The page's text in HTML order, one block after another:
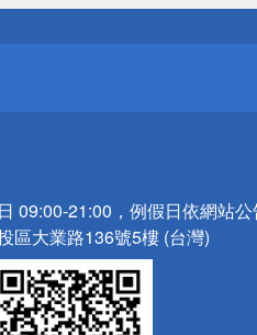
09:00-21:00，例假日依網站
區大業路136號5樓 (台灣)